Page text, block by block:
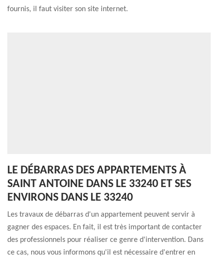
fournis, il faut visiter son site internet.
LE DÉBARRAS DES APPARTEMENTS À
SAINT ANTOINE DANS LE 33240 ET SES
ENVIRONS DANS LE 33240
Les travaux de débarras d'un appartement peuvent servir à
gagner des espaces. En fait, il est très important de contacter
des professionnels pour réaliser ce genre d'intervention. Dans
ce cas, nous vous informons qu'il est nécessaire d'entrer en